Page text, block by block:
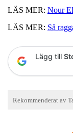
LÄS MER: Nour
LÄS MER: Så
Lägg till